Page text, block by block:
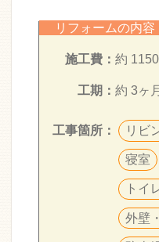
リフォームの内
施工費： 約
工期： 約 3ヶ月
工事箇所： リビ
寝室
トイ
外壁